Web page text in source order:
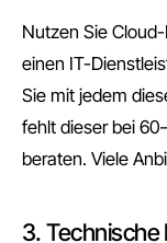
Nutzen Sie
einen IT-
Sie mit jedem
fehlt dieser bei
beraten. Viele
3.